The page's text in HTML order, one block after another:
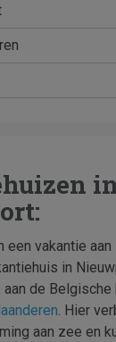
een vakantie aan
in
de Belgische
. Hier
aan zee en